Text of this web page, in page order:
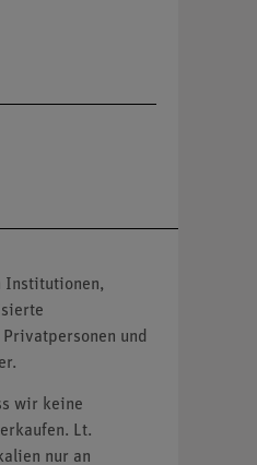
Institutionen,
und
wir keine
Lt.
nur an